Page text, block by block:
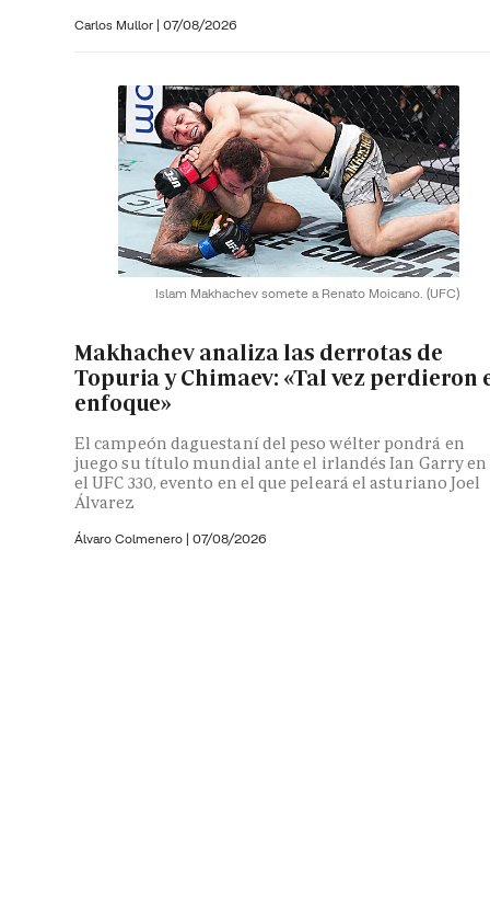
Carlos Mullor | 07/08/2026
Islam Makhachev somete a Renato Moicano. (UFC)
Makhachev analiza las derrotas de
Topuria y Chimaev: «Tal vez perdieron
enfoque»
El campeón daguestaní del peso wélter pondrá en
juego su título mundial ante el irlandés Ian Garry en
el UFC 330, evento en el que peleará el asturiano Joel
Álvarez
Álvaro Colmenero | 07/08/2026